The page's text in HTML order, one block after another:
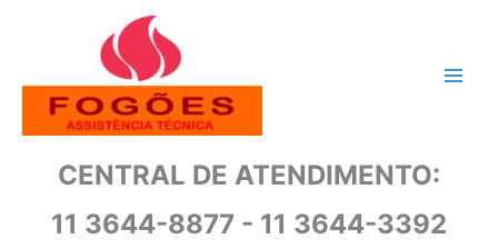
conteúdo
CENTRAL DE ATENDIMENTO:
11 3644-8877 - 11 3644-3392